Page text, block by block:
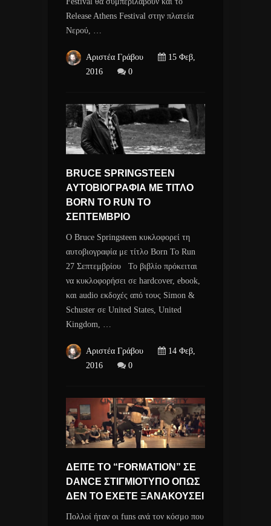
Release Athens Festival στην πλατεία
Νερού, …
Αριστέα Γράβου
15 Φεβ,
2016
0
BRUCE SPRINGSTEEN
ΑΥΤΟΒΙΟΓΡΑΦΙΑ ΜΕ ΤΙΤΛΟ
BORN TO RUN ΤΟ
ΣΕΠΤΕΜΒΡΙΟ
Ο Bruce Springsteen κυκλοφορεί τη
αυτοβιογραφία με τίτλο Born To Run
27 Σεπτεμβρίου Το βιβλίο πρόκειται
να κυκλοφορήσει σε hardcover, ebook,
και audio εκδοχές από τους Simon &
Schuster σε United States, United
Kingdom, …
Αριστέα Γράβου
14 Φεβ,
2016
0
ΔΕΙΤΕ ΤΟ “FORMATION” ΣΕ
DANCE ΣΤΙΓΜΙΟΤΥΠΟ ΟΠΩΣ
ΔΕΝ ΤΟ ΕΧΕΤΕ ΞΑΝΑΚΟΥΣΕΙ
Πολλοί ήταν οι funs ανά τον κόσμο που